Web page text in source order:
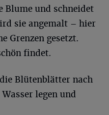
Blume und schneidet
sie angemalt – hier
Grenzen gesetzt.
findet.
Blütenblätter nach
legen und